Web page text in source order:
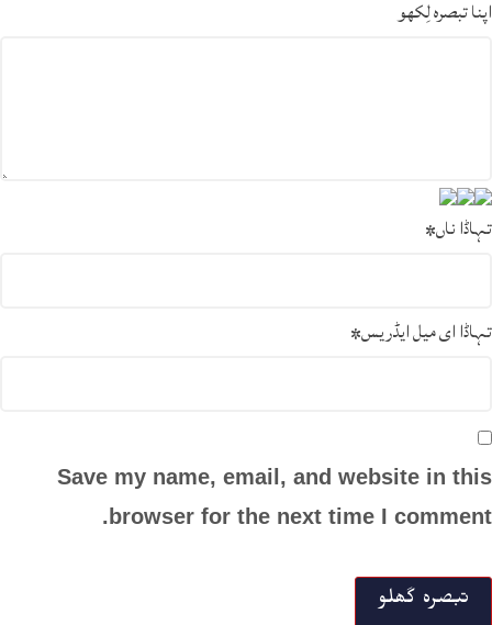
اپنا تبصرہ لِکھو
تہاڈا ناں*
تہاڈا ای میل ایڈریس*
Save my name, email, and website in this
browser for the next time I comment.